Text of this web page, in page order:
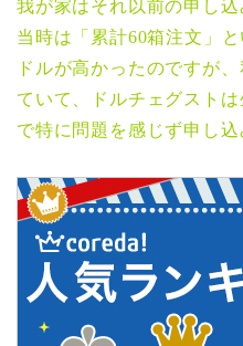
我が家はそれ以前の申し込
当時は「累計60箱注文」
ドルが高かったのですが
ていて、ドルチェグスト
で特に問題を感じず申し込